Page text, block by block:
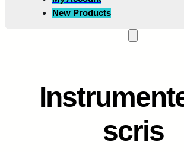
New Products
scris